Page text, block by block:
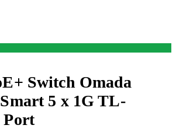
Switch Omada
5 x 1G TL-
Port